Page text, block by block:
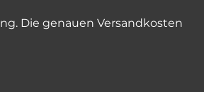
Die genauen Versandkosten